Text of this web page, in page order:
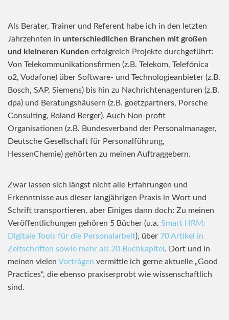
Als Berater, Trainer und Referent habe ich in den letzten
Jahrzehnten in unterschiedlichen Branchen mit großen
und kleineren Kunden erfolgreich Projekte durchgeführt:
Von Telekommunikationsfirmen (z.B. Telekom, Telefónica
o2, Vodafone) über Software- und Technologieanbieter (z.B.
Bosch, SAP, Siemens) bis hin zu Nachrichtenagenturen (z.B.
dpa) und Beratungshäusern (z.B. goetzpartners, Porsche
Consulting, Roland Berger). Auch Non-profit
Organisationen (z.B. Bundesverband der Personalmanager,
Deutsche Gesellschaft für Personalführung,
HessenChemie) gehörten zu meinen Auftraggebern.
Zwar lassen sich längst nicht alle Erfahrungen und
Erkenntnisse aus dieser langjährigen Praxis in Wort und
Schrift transportieren, aber Einiges dann doch: Zu meinen
Veröffentlichungen gehören 5 Bücher (u.a. Smart HRM:
Digitale Tools für die Personalarbeit), über 70 Artikel in
Zeitschriften sowie mehr als 20 Buchkapitel . Dort und in
meinen vielen Vorträgen vermittle ich gerne aktuelle „Good
Practices“, die ebenso praxiserprobt wie wissenschaftlich
sind.